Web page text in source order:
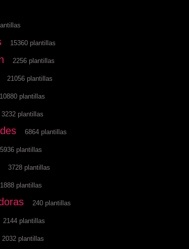
15360 plantillas
2256 plantillas
21056 plantillas
10880 plantillas
3232 plantillas
6864 plantillas
plantillas
3728 plantillas
1888 plantillas
240 plantillas
2144 plantillas
2032 plantillas